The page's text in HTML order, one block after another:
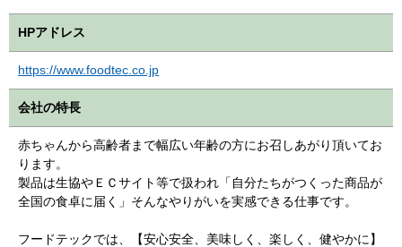
HPアドレス
https://www.foodtec.co.jp
会社の特長
赤ちゃんから高齢者まで幅広い年齢の方にお召しあがり頂いてお
ります。
製品は生協やＥＣサイト等で扱われ「自分たちがつくった商品が
全国の食卓に届く」そんなやりがいを実感できる仕事です。
フードテックでは、【安心安全、美味しく、楽しく、健やかに】